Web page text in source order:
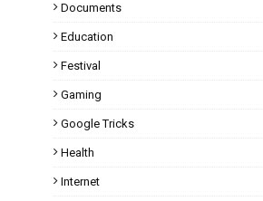
Documents
Education
Festival
Gaming
Google Tricks
Health
Internet